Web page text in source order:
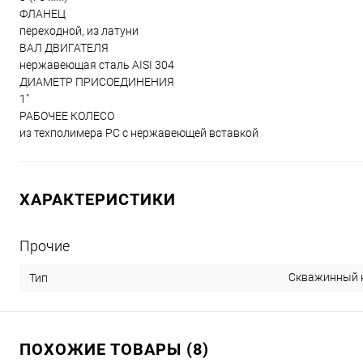
ФЛАНЕЦ
переходной, из латуни
ВАЛ ДВИГАТЕЛЯ
нержавеющая сталь AISI 304
ДИАМЕТР ПРИСОЕДИНЕНИЯ
1"
РАБОЧЕЕ КОЛЕСО
из техполимера РС с нержавеющей вставкой
ХАРАКТЕРИСТИКИ
Прочие
Тип Скважинный
ПОХОЖИЕ ТОВАРЫ (8)